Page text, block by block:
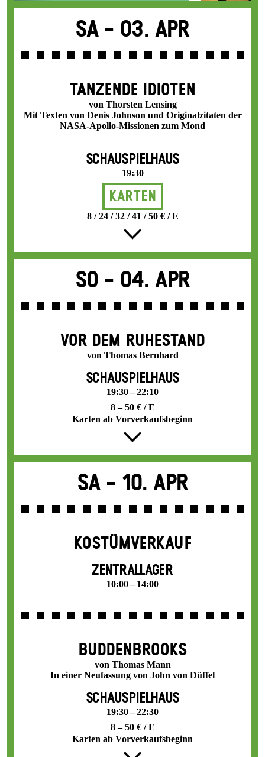
Sa - 03. Apr
TANZENDE IDIOTEN
von Thorsten Lensing
Mit Texten von Denis Johnson und Originalzitaten der
NASA-Apollo-Missionen zum Mond
SCHAUSPIELHAUS
19:30
Karten
8 / 24 / 32 / 41 / 50 € / E
So - 04. Apr
VOR DEM RUHESTAND
von Thomas Bernhard
SCHAUSPIELHAUS
19:30 – 22:10
8 – 50 € / E
Karten ab Vorverkaufsbeginn
Sa - 10. Apr
KOSTÜMVERKAUF
ZENTRALLAGER
10:00 – 14:00
BUDDENBROOKS
von Thomas Mann
In einer Neufassung von John von Düffel
SCHAUSPIELHAUS
19:30 – 22:30
8 – 50 € / E
Karten ab Vorverkaufsbeginn